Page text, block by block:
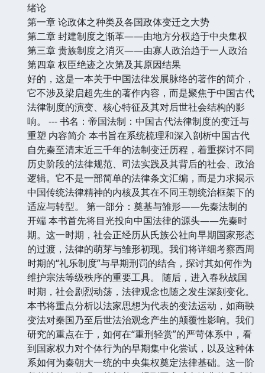
绪论
第一章 论政体之种类及各国政体变迁之大势
第二章 封建制度之渐革——由地方分权趋于中央集权
第三章 贵族制度之消灭——由寡人政治趋于一人政治
第四章 权臣绝迹之次第及其原因结果
好的，这是一本关于中国法律发展脉络的著作的简介，
它不涉及梁启超先生的著作内容，而是聚焦于中国古代
法律制度的演变、核心特征及其对后世社会结构的影
响。 --- 书名：帝国法制：中国古代法律制度的变迁与
重塑 内容简介 本书旨在系统梳理和深入剖析中国古代
自先秦至清末近三千年的法制变迁历程，着重探讨不同
历史阶段的法律规范、司法实践及其背后的社会、政治
逻辑。它不是一部简单的法律条文汇编，而是力求揭示
中国传统法律精神的内核及其在不同王朝统治框架下的
适应与转型。 第一部分：奠基与雏形——先秦法制的
开端 本书首先将目光投向中国法律的源头——先秦时
期。这一时期，社会正经历从氏族公社向早期国家形态
的过渡，法律的萌芽与雏形初现。我们将详细考察西周
时期的“礼乐制度”与早期刑罚的结合，探讨其如何作为
维护宗法等级秩序的重要工具。 随后，进入春秋战国
时期，社会剧烈动荡，法律观念也随之发生深刻变化。
本书将重点分析以法家思想为代表的变法运动，如商鞅
变法对秦国乃至后世法治观念产生的颠覆性影响。我们
研究的重点在于，如何在“重刑轻赏”的严苛体系中，看
到国家权力对个体行为的早期集中化尝试，以及这种体
系如何为秦朝大一统的中央集权奠定法律基础。这一阶